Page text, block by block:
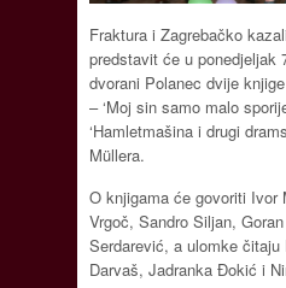
Fraktura i Zagrebačko
predstavit će u ponedjeljak
dvorani Polanec dvije
– ‘Moj sin samo malo
‘Hamletmašina i drugi
Müllera.
O knjigama će govoriti Ivor
Vrgoč, Sandro Siljan,
Serdarević, a ulomke
Darvaš, Jadranka Đokić i